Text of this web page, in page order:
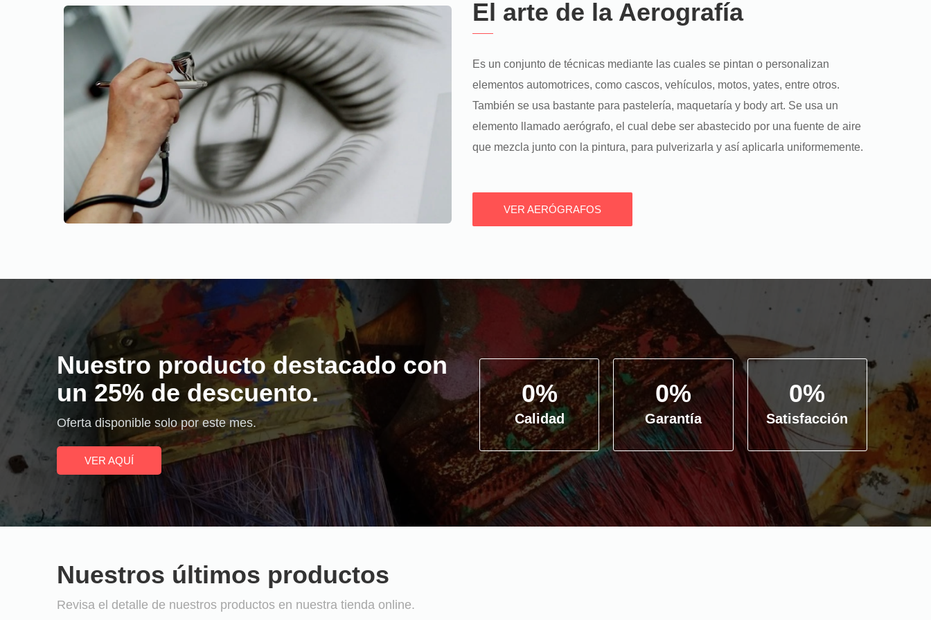
El arte de la Aerografía
Es un conjunto de técnicas mediante las cuales se pintan o personalizan
elementos automotrices, como cascos, vehículos, motos, yates, entre otros.
También se usa bastante para pastelería, maquetaría y body art. Se usa un
elemento llamado aerógrafo, el cual debe ser abastecido por una fuente de aire
que mezcla junto con la pintura, para pulverizarla y así aplicarla uniformemente.
VER AERÓGRAFOS
Nuestro producto destacado con
un 25% de descuento.
Oferta disponible solo por este mes.
VER AQUÍ
Calidad
0%
Garantía
0%
Satisfacción
0%
Nuestros últimos productos
Revisa el detalle de nuestros productos en nuestra tienda online.